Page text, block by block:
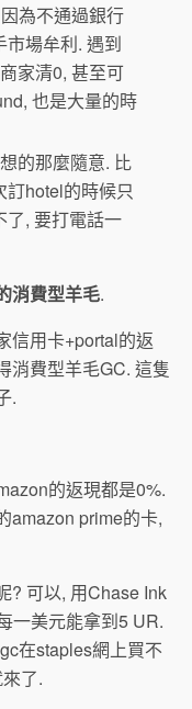
為不通過銀行
場牟利. 遇到
家清0, 甚至可
也是大量的時
的那麼隨意. 比
hotel的時候只
了, 要打電話一
消費型羊毛.
信用卡+portal的返
消費型羊毛GC. 這隻
.
的返現都是0%.
amazon prime的卡,
? 可以, 用Chase Ink
一美元能拿到5 UR.
在staples網上買不
了.